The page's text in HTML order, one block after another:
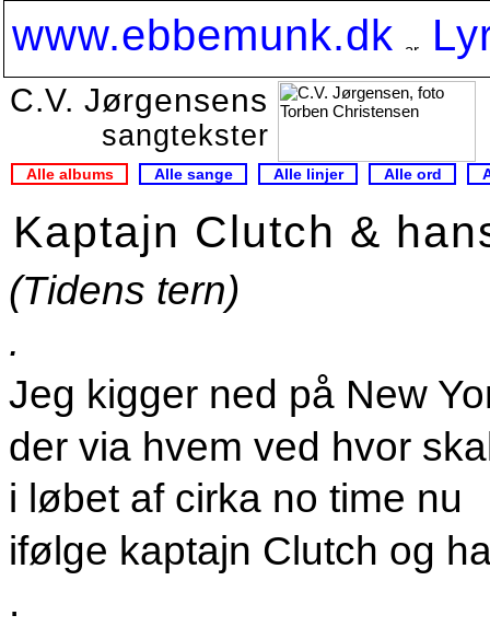
www.ebbemunk.dk
C.V. Jørgensens
sangtekster
Alle albums Alle sange Alle linjer Alle ord
Kaptajn Clutch &
(Tidens tern)
.
Jeg kigger ned på New
der via hvem ved hvor
i løbet af cirka no time nu
ifølge kaptajn Clutch og
.